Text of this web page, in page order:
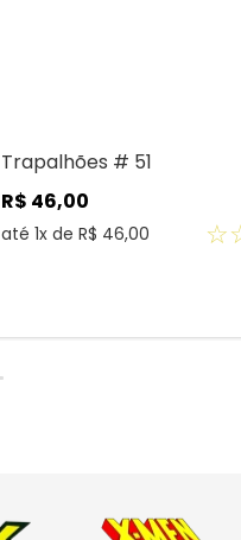
Trapalhões # 51
R$ 46,00
até 1x de R$ 46,00 ☆